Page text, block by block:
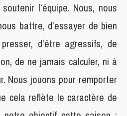
l’équipe. Nous, nous
battre, d’essayer de bien
d’être agressifs, de
de ne jamais calculer, ni à
Nous jouons pour remporter
cela reflète le caractère de